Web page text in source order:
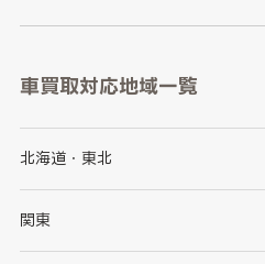
車買取対応地域一覧
北海道・東北
北海道
関東